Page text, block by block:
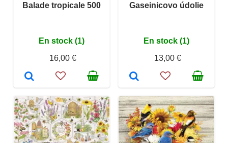
Balade tropicale 500
En stock (1)
16,00 €
Gaseinicovo údolie
En stock (1)
13,00 €